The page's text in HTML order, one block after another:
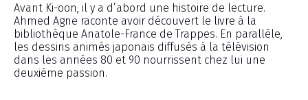
Avant Ki-oon, il y a d’abord une histoire de lecture.
Ahmed Agne raconte avoir découvert le livre à la
bibliothèque Anatole-France de Trappes. En parallèle,
les dessins animés japonais diffusés à la télévision
dans les années 80 et 90 nourrissent chez lui une
deuxième passion.